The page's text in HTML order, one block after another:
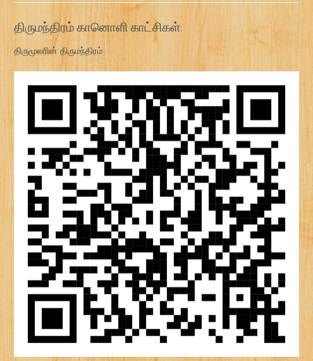
திருமந்திரம் கானொளி காட்சிகள்:
திருமூலரின் திருமந்திரம்